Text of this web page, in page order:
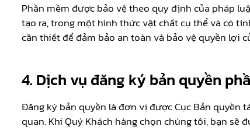
Phần mềm được bảo vệ theo quy định của pháp
tạo ra, trong một hình thức vật chất cụ thể và có
cần thiết để đảm bảo an toàn và bảo vệ quyền lợi
4. Dịch vụ đăng ký bản quyền
Đăng ký bản quyền là đơn vị được Cục Bản quyền
quan. Khi Quý Khách hàng chọn chúng tôi, bạn sẽ